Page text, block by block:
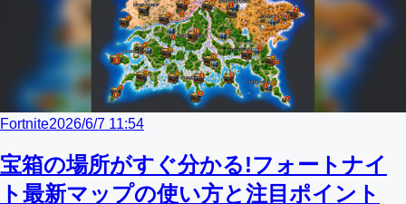
Fortnite2026/6/7 11:54
宝箱の場所がすぐ分かる!フォートナイ
ト最新マップの使い方と注目ポイント